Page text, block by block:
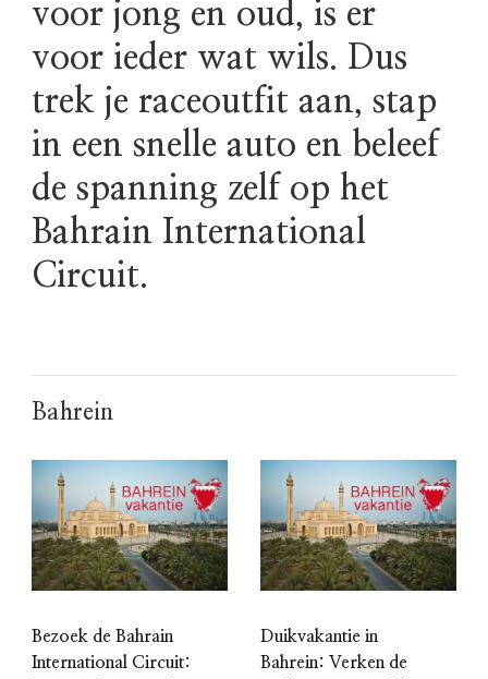
voor jong en oud, is er
voor ieder wat wils. Dus
trek je raceoutfit aan, stap
in een snelle auto en beleef
de spanning zelf op het
Bahrain International
Circuit.
Bahrein
Bezoek de Bahrain
International Circuit:
Duikvakantie in
Bahrein: Verken de